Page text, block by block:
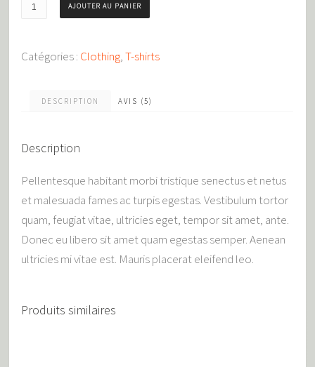
AJOUTER AU PANIER
Catégories : Clothing,T-shirts
DESCRIPTION AVIS (5)
Description
Pellentesque habitant morbi tristique senectus et netus
et malesuada fames ac turpis egestas. Vestibulum tortor
quam, feugiat vitae, ultricies eget, tempor sit amet, ante.
Donec eu libero sit amet quam egestas semper. Aenean
ultricies mi vitae est. Mauris placerat eleifend leo.
Produits similaires